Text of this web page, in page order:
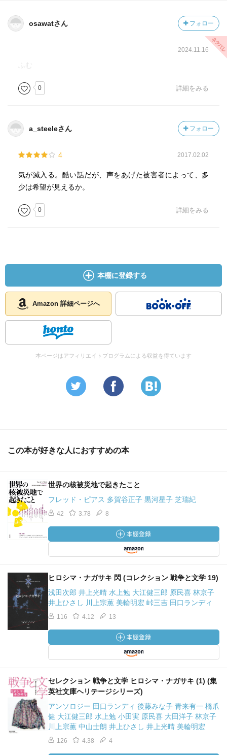
osawatさん フォロー
2024.11.16
0 詳細をみる
a_steeleさん フォロー
4 2017.02.02
気が滅入る。酷い話だが、声をあげた被害者によって、多
少は希望が見えるか。
0 詳細をみる
本棚に登録する
Amazon 詳細ページへ
本ページはアフィリエイトプログラムによる収益を得ています
この本が好きな人におすすめの本
世界の核被災地で起きたこと
フレッド・ピアス 多賀谷正子 黒河星子 芝瑞紀
42 3.78 8
ヒロシマ・ナガサキ 閃 (コレクション 戦争と文学 19)
浅田次郎 井上光晴 水上勉 大江健三郎 原民喜 林京子
井上ひさし 川上宗薫 美輪明宏 峠三吉 田口ランディ
116 4.12 13
セレクション 戦争と文学 ヒロシマ・ナガサキ (1) (集
英社文庫ヘリテージシリーズ)
アンソロジー 田口ランディ 後藤みな子 青来有一 橋爪
健 大江健三郎 水上勉 小田実 原民喜 大田洋子 林京子
川上宗薫 中山士朗 井上ひさし 井上光晴 美輪明宏
126 4.38 4